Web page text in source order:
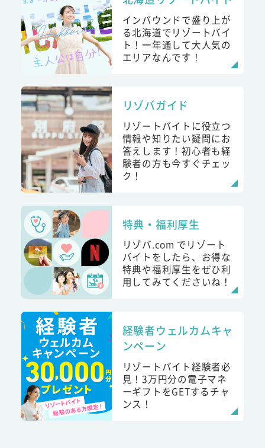
インバウンドで盛り上が
る北海道でリゾートバイ
ト！一年通して大人気の
エリアなんです！
リゾバガイド
リゾートバイトに役立つ
情報や知りたい疑問にお
答えします！初心者も経
験者の方も今すぐチェッ
ク！
特典・福利厚生
リゾバ.com でリゾート
バイトをしたら、お得な
特典や福利厚生をぜひ利
用してみてくださいね！
経験者ウェルカムキャ
ンペーン
リゾートバイト経験者必
見！3万円分の電子マネ
ーギフトをGETするチャ
ンス！